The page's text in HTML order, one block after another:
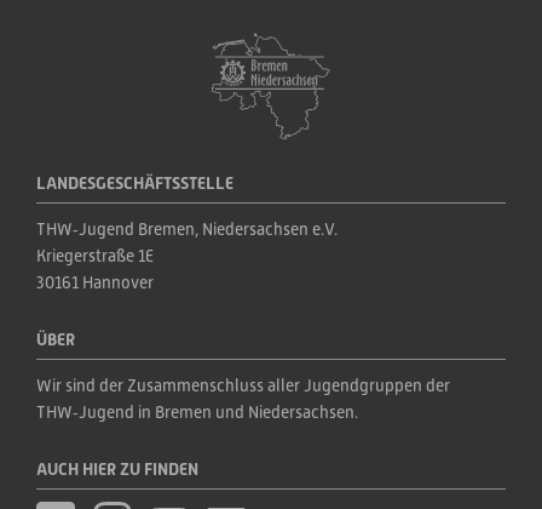
LANDESGESCHÄFTSSTELLE
THW‑Jugend Bremen, Niedersachsen e.V.
Kriegerstraße 1E
30161 Hannover
ÜBER
Wir sind der Zusammenschluss aller Jugendgruppen der
THW‑Jugend in Bremen und Niedersachsen.
AUCH HIER ZU FINDEN